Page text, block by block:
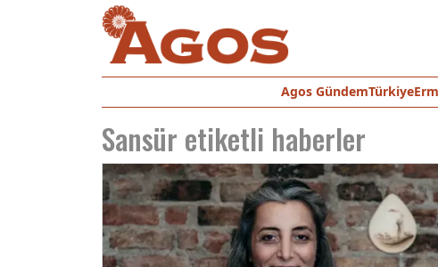
Agos GündemTürkiye
Sansür etiketli haberler